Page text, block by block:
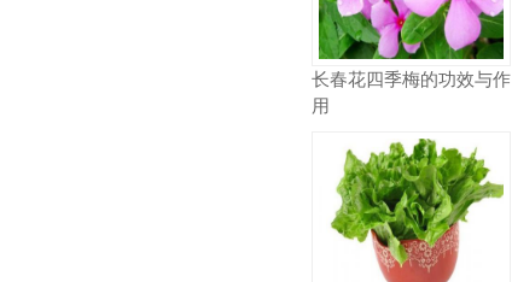
长春花四季梅的功效与作
用